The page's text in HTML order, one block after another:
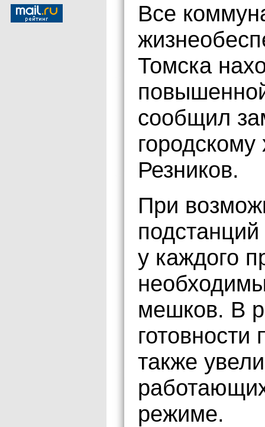
Все
Томска
сообщил
Резников.
При
у каждого
мешков. В
также
режиме.